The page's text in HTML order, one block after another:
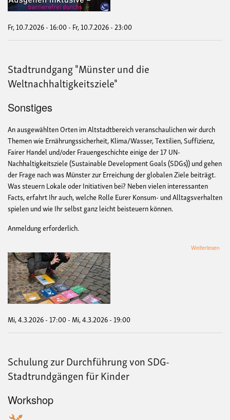
Fr, 10.7.2026 - 16:00- Fr, 10.7.2026 - 23:00
Stadtrundgang "Münster und die
Weltnachhaltigkeitsziele"
Sonstiges
An ausgewählten Orten im Altstadtbereich veranschaulichen wir durch
Themen wie Ernährungssicherheit, Klima/Wasser, Textilien, Suffizienz,
Fairer Handel und/oder Frauengeschichte einige der 17 UN-
Nachhaltigkeitsziele (Sustainable Development Goals (SDGs)) und gehen
der Frage nach was Münster zur Erreichung der globalen Ziele beiträgt.
Was steuern Lokale oder Initiativen bei? Neben vielen interessanten
Facts, erfahrt Ihr auch, welche Rolle Eurer Konsum- und Alltagsverhalten
spielen und wie Ihr selbst ganz leicht beisteuern können.
Anmeldung erforderlich.
Weiterlesen
Mi, 4.3.2026 - 17:00-Mi, 4.3.2026 - 19:00
Schulung zur Durchführung von SDG-
Stadtrundgängen für Kinder
Workshop